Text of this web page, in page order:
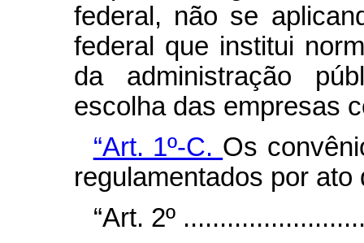
federal, não se
federal que institui
da administração
escolha das empresas
“Art. 1º-C. Os
regulamentados por ato
“Art. 2º